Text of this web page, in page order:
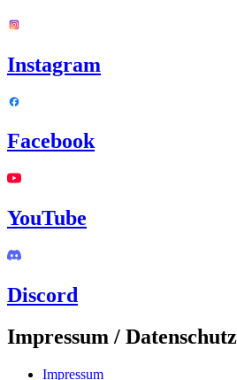
Instagram
Facebook
YouTube
Discord
Impressum / Datenschutz
Impressum